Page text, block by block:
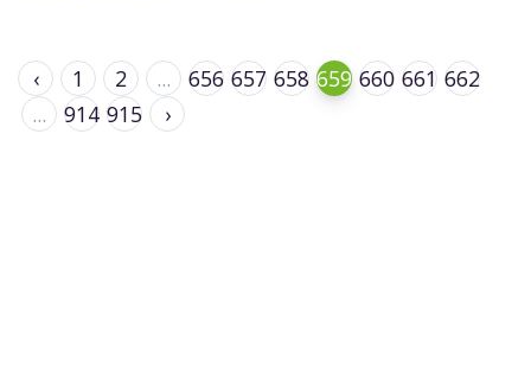
‹ 1 2 ... 656 657 658 659 660 661 662
...
914 915 ›